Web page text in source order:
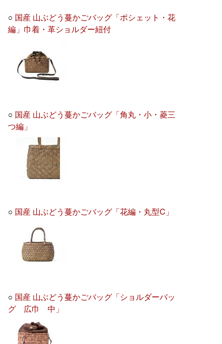
○ 国産 山ぶどう蔓かごバッグ「ポシェット・花
編」巾着・革ショルダー紐付
○ 国産 山ぶどう蔓かごバッグ「角丸・小・菱三
つ編」
○ 国産 山ぶどう蔓かごバッグ「花編・丸型C」
○ 国産 山ぶどう蔓かごバッグ「ショルダーバッ
グ 広巾 中」